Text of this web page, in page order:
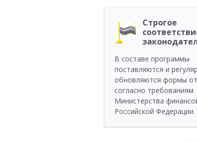
Строгое
В составе программы
поставляются и
обновляются формы
согласно требованиям
Министерства
Российской Федерации.